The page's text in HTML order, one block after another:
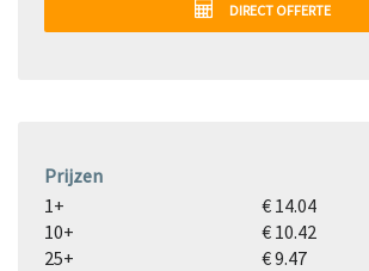
DIRECT OFFERTE
Prijzen
1+
€ 14.04
10+
€ 10.42
25+
€ 9.47